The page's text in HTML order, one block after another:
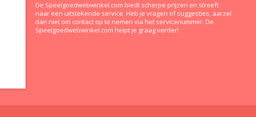
De Speelgoedwebwinkel.com biedt scherpe prijzen en streeft
naar een uitstekende service. Heb je vragen of suggesties, aarzel
dan niet om contact op te nemen via het servicenummer. De
Speelgoedwebwinkel.com helpt je graag verder!